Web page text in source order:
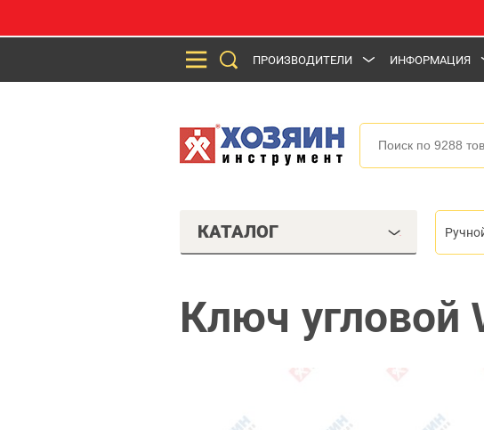
ПРОИЗВОДИТЕЛИ ИНФОРМАЦИЯ
КАТАЛОГ
Ключ угловой